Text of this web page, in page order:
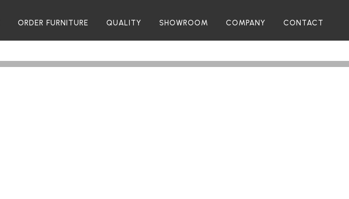
ORDER FURNITURE QUALITY SHOWROOM COMPANY CONTACT